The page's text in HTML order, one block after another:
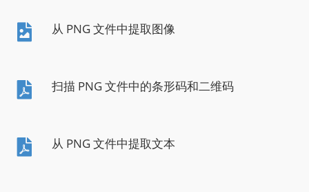
从 PNG 文件中提取图像
扫描 PNG 文件中的条形码和二维码
从 PNG 文件中提取文本